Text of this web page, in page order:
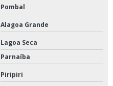
Pombal
Alagoa Grande
Lagoa Seca
Parnaíba
Piripiri